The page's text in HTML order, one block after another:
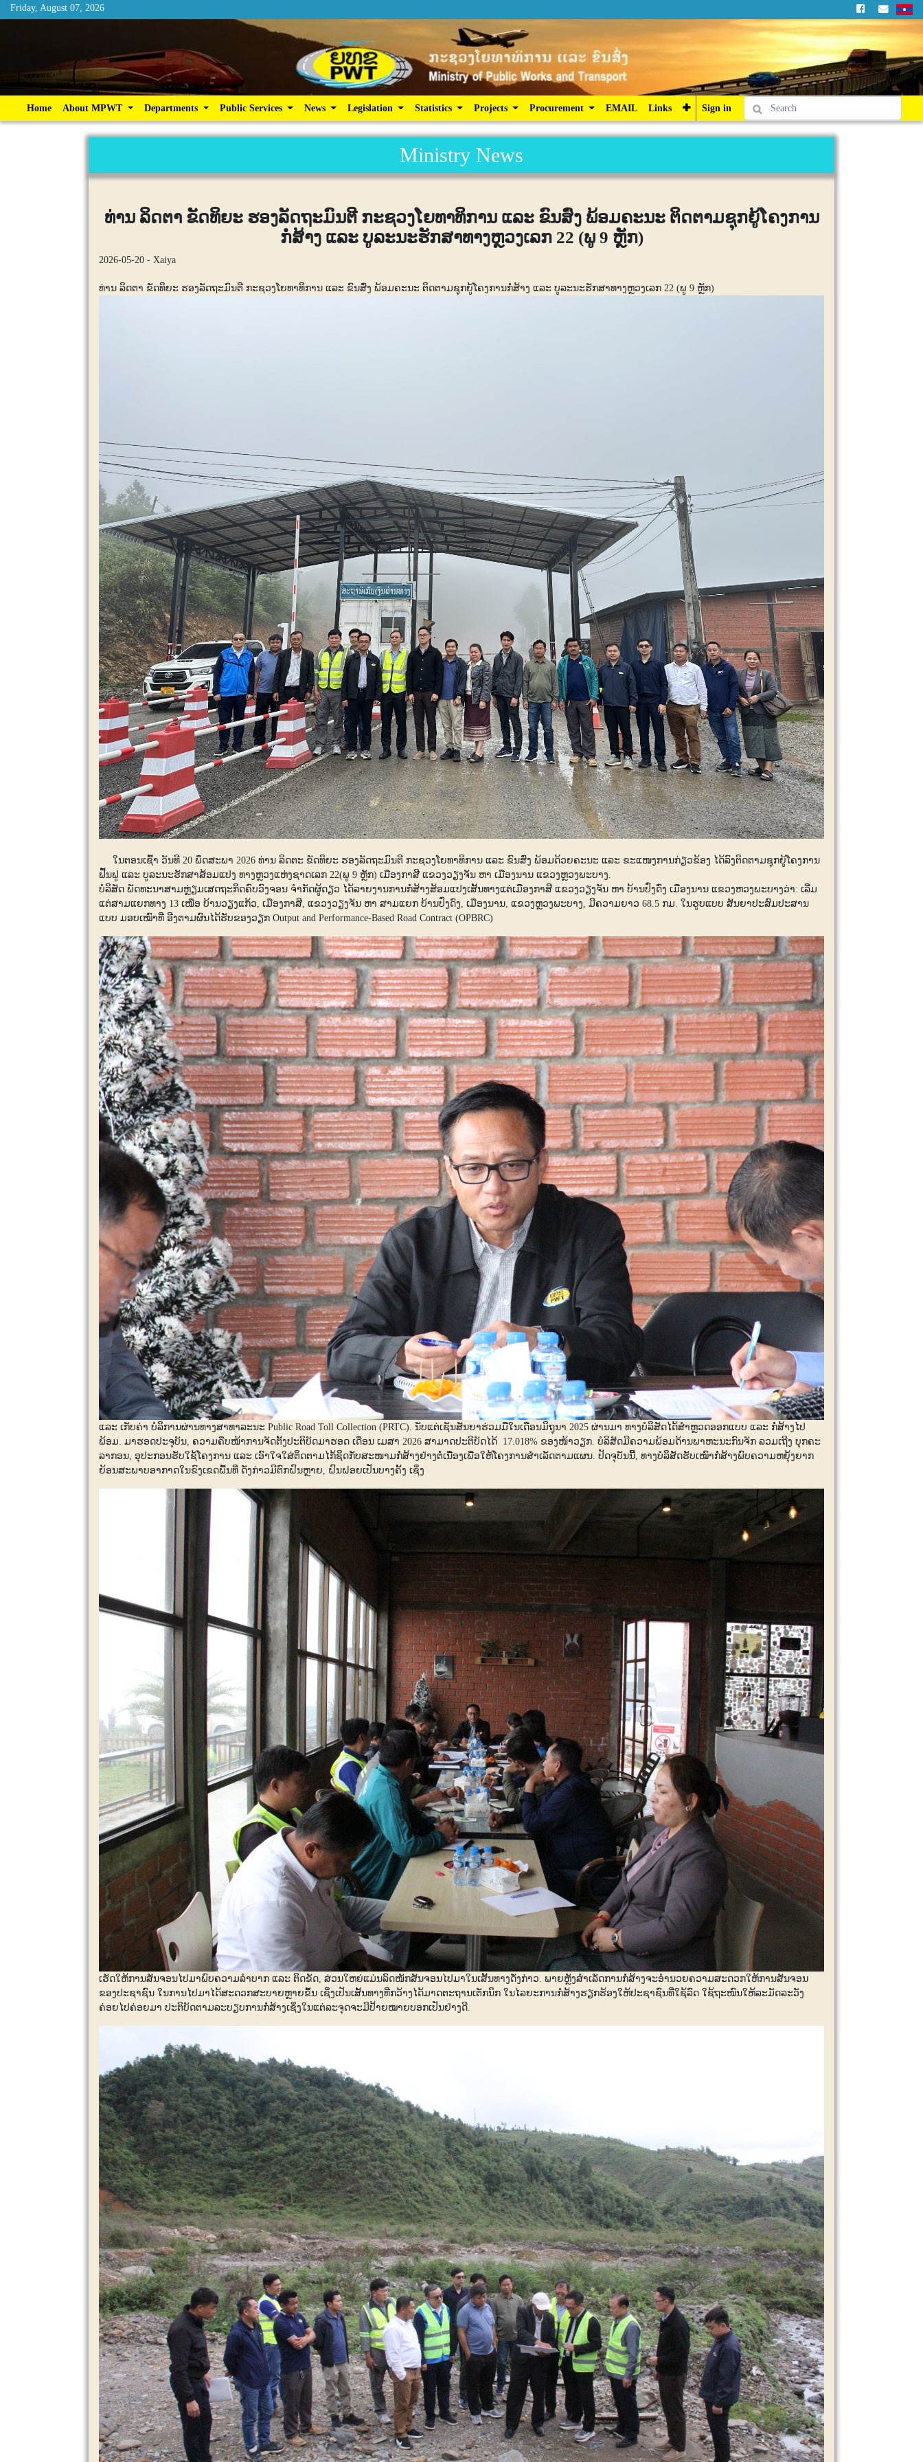
Friday, August 07, 2026
Home About MPWT Departments Public Services News Legislation Statistics Projects Sign in
Friday, August 07, 2026
Home About MPWT Departments Public Services News Legislation Statistics Projects Procurement EMAIL Links Sign in
Ministry News
ທ່ານ ລິດຕາ ຂັດທິຍະ ຮອງລັດຖະມົນຕີ ກະຊວງໂຍທາທິການ ແລະ ຂົນສົ່ງ ພ້ອມຄະນະ ຕິດຕາມຊຸກຍູ້ໂຄງການ
ກໍ່ສ້າງ ແລະ ບູລະນະຮັກສາທາງຫຼວງເລກ 22 (ພູ 9 ຫຼັກ)
2026-05-20 - Xaiya
ທ່ານ ລິດຕາ ຂັດທິຍະ ຮອງລັດຖະມົນຕີ ກະຊວງໂຍທາທິການ ແລະ ຂົນສົ່ງ ພ້ອມຄະນະ ຕິດຕາມຊຸກຍູ້ໂຄງການກໍ່ສ້າງ ແລະ ບູລະນະຮັກສາທາງຫຼວງເລກ 22 (ພູ 9 ຫຼັກ)
ໃນຕອນເຊົ້າ ວັນທີ 20 ພຶດສະພາ 2026 ທ່ານ ລິດຕະ ຂັດທິຍະ ຮອງລັດຖະມົນຕີ ກະຊວງໂຍທາທິການ ແລະ ຂົນສົ່ງ ພ້ອມດ້ວຍຄະນະ ແລະ ຂະແໜງການກ່ຽວຂ້ອງ ໄດ້ລົງຕິດຕາມຊຸກຍູ້ໂຄງການ
ຟື້ນຟູ ແລະ ບູລະນະຮັກສາສ້ອມແປງ ທາງຫຼວງແຫ່ງຊາດເລກ 22(ພູ 9 ຫຼັກ) ເມືອງກາສີ ແຂວງວຽງຈັນ ຫາ ເມືອງນານ ແຂວງຫຼວງພະບາງ.
ບໍລິສັດ ພັດທະນາສາມຫຼ່ຽມເສດຖະກິດຄົບວົງຈອນ ຈໍາກັດຜູ້ດຽວ ໄດ້ລາຍງານການກໍ່ສ້າງສ້ອມແປງເສັ້ນທາງແຕ່ເມືອງກາສີ ແຂວງວຽງຈັນ ຫາ ບ້ານປົ່ງດົ່ງ ເມືອງນານ ແຂວງຫວງພະບາງວ່າ: ເລີ່ມ
ແຕ່ສາມແຍກທາງ 13 ເໜືອ ບ້ານວຽງແກ້ວ, ເມືອງກາສີ, ແຂວງວຽງຈັນ ຫາ ສາມແຍກ ບ້ານປົ່ງດົງ, ເມືອງນານ, ແຂວງຫຼວງພະບາງ, ມີຄວາມຍາວ 68.5 ກມ. ໃນຮູບແບບ ສັນຍາປະສົມປະສານ
ແບບ ມອບເໝົາທີ່ ອີງຕາມຜົນໄດ້ຮັບຂອງວຽກ Output and Performance-Based Road Contract (OPBRC)
ແລະ ເກັບຄ່າ ບໍລິການຜ່ານທາງສາທາລະນະ Public Road Toll Collection (PRTC). ນັບແຕ່ເຊັນສັນຍາຮ່ວມມືໃນເດືອນມິຖຸນາ 2025 ຜ່ານມາ ທາງບໍລິສັດໄດ້ສຳຫຼວດອອກແບບ ແລະ ກໍ່ສ້າງໄປ
ພ້ອມ. ມາຮອດປະຈຸບັນ, ຄວາມຄືບໜ້າການຈັດຕັ້ງປະຕິບັດມາຮອດ ເດືອນ ເມສາ 2026 ສາມາດປະຕິບັດໄດ້ 17.018% ຂອງໜ້າວຽກ. ບໍລິສັດມີຄວາມພ້ອມດ້ານພາຫະນະກົນຈັກ ລວມເຖີງ ບຸກຄະ
ລາກອນ, ອຸປະກອນຮັບໃຊ້ໂຄງການ ແລະ ເອົາໃຈໃສ່ຕິດຕາມໄກ້ຊິດກັບສະໜາມກໍ່ສ້າງຢ່າງຕໍ່ເນື່ອງເພື່ອໃຫ້ໂຄງການສຳເລັດຕາມແຜນ. ປັດຈຸບັນນີ້, ທາງບໍລິສັດຮັບເໝົາກໍ່ສ້າງພົບຄວາມຫຍຸ້ງຍາກ
ຍ້ອນສະພາບອາກາດໃນຂົງເຂດພື້ນທີ່ ດັ່ງກ່າວມີຕົກຝົນຫຼາຍ, ຝົນຝອຍເປັນບາງຄັ້ງ ເຊິ່ງ
ເຮັດໃຫ້ການສັນຈອນໄປມາພົບຄວາມລໍາບາກ ແລະ ຕິດຂັດ, ສ່ວນໃຫຍ່ແມ່ນລົດໜັກສັນຈອນໄປມາໃນເສັ້ນທາງດັ່ງກ່າວ. ພາຍຫຼັງສຳເລັດການກໍ່ສ້າງຈະອຳນວຍຄວາມສະດວກໃຫ້ການສັນຈອນ
ຂອງປະຊາຊົນ ໃນການໄປມາໄດ້ສະດວກສະບາຍຫຼາຍຂຶ້ນ ເຊິ່ງເປັນເສັ້ນທາງທີ່ກວ້າງໄດ້ມາດຕະຖານເຕັກນິກ ໃນໄລຍະການກໍ່ສ້າງຮຽກຮ້ອງໃຫ້ປະຊາຊົນທີ່ໃຊ້ລົດ ໃຊ້ຖະໜົນໃຫ້ລະມັດລະວັງ
ຄ່ອຍໄປຄ່ອຍມາ ປະຕິບັດຕາມລະບຽບການກໍ່ສ້າງເຊິ່ງໃນແຕ່ລະຈຸດຈະມີປ້າຍໝາຍບອກເປັນຢ່າງດີ.